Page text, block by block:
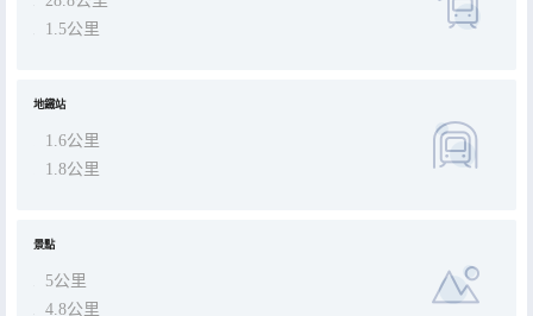
1.5公里
地鐵站
1.6公里
1.8公里
景點
5公里
4.8公里